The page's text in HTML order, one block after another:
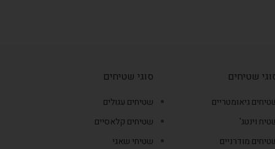
שטיחים
גיאומטריים
וינטג'
מודרניים
סוגי שטיחים
שטיחים עגולים
שטיחים קלאסיים
שטיחי שאגי